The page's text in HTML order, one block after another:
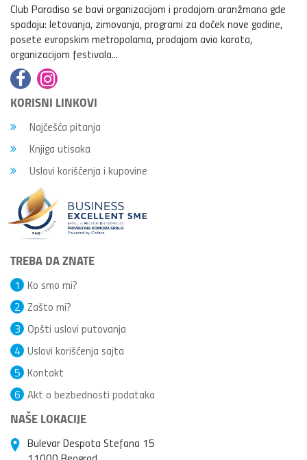
Club Paradiso se bavi organizacijom i prodajom aranžmana gde
spadaju: letovanja, zimovanja, programi za doček nove godine,
posete evropskim metropolama, prodajom avio karata,
organizacijom festivala...
KORISNI LINKOVI
Najčešća pitanja
Knjiga utisaka
Uslovi korišćenja i kupovine
TREBA DA ZNATE
Ko smo mi?
1
Zašto mi?
2
Opšti uslovi putovanja
3
Uslovi korišćenja sajta
4
Kontakt
5
Akt o bezbednosti podataka
6
NAŠE LOKACIJE
Bulevar Despota Stefana 15